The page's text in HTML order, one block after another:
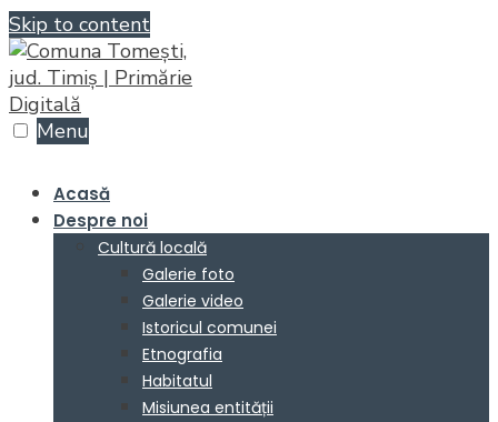
Skip to content
Menu
Acasă
Despre noi
Cultură locală
Galerie foto
Galerie video
Istoricul comunei
Etnografia
Habitatul
Misiunea entității